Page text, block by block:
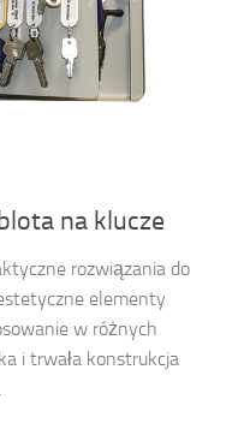
na klucze
rozwiązania do
elementy
w różnych
i trwała konstrukcja